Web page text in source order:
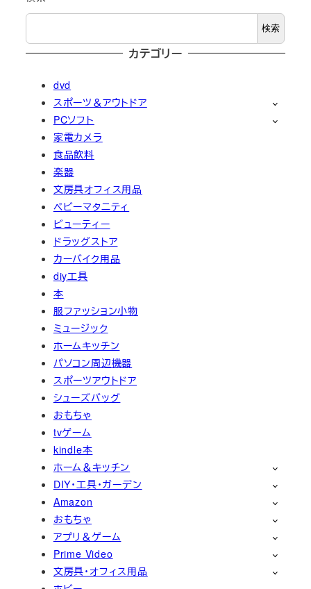
検索
カテゴリー
dvd
スポーツ＆アウトドア
PCソフト
家電カメラ
食品飲料
楽器
文房具オフィス用品
ベビーマタニティ
ビューティー
ドラッグストア
カーバイク用品
diy工具
本
服ファッション小物
ミュージック
ホームキッチン
パソコン周辺機器
スポーツアウトドア
シューズバッグ
おもちゃ
tvゲーム
kindle本
ホーム＆キッチン
DIY・工具・ガーデン
Amazon
おもちゃ
アプリ＆ゲーム
Prime Video
文房具・オフィス用品